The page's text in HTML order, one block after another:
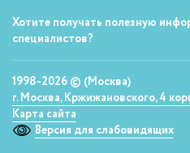
Хотите получать полезную
специалистов?
1998-2026 © (Москва)
г. Москва, Кржижановского, 4
Карта сайта
Версия для слабовидящих